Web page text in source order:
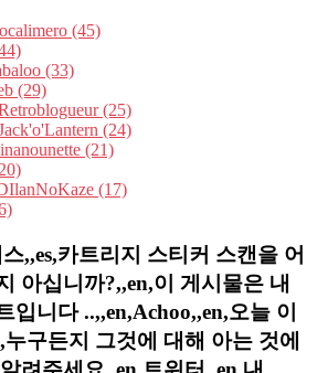
(45)
(33)
(29)
(25)
(24)
(21)
(17)
,,es,카트리지 스티커 스캔을 어
아십니까?,,en,이 게시물은 내
입니다 ..,,en,Achoo,,en,오늘 이
구든지 그것에 대해 아는 것에